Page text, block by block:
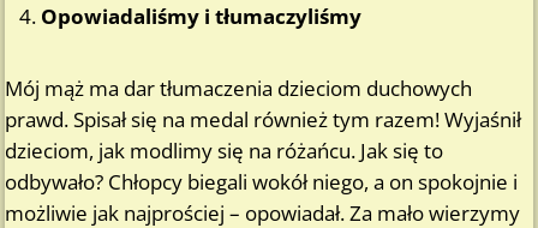
Opowiadaliśmy i tłumaczyliśmy
Mój mąż ma dar tłumaczenia dzieciom duchowych
prawd. Spisał się na medal również tym razem! Wyjaśnił
dzieciom, jak modlimy się na różańcu. Jak się to
odbywało? Chłopcy biegali wokół niego, a on spokojnie i
możliwie jak najprościej – opowiadał. Za mało wierzymy